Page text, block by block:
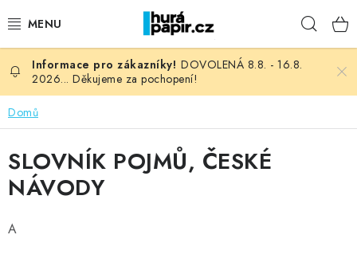
na
NOVINKY
HURÁ DÍLNA
VŠECHNO ZBOŽÍ
KNIHAŘSKÝ MATERIÁL
KURZY NATY LYSAK
DOVOLENÁ 8.8. - 16.8.
2026... Děkujeme za pochopení!
Domů
SLOVNÍK POJMŮ, ČESKÉ
NÁVODY
A